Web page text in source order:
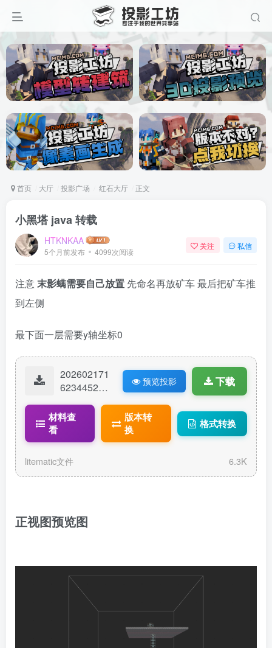
首页 大厅 投影广场 红石大厅 正文
小黑塔 java 转载
HTKNKAA
5个月前发布 4099次阅读
关注 私信
注意末影螨需要自己放置 先命名再放矿车 最后把矿车推
到左侧
最下面一层需要y轴坐标0
202602171
62344521-
塔.litematic
预览投影 下载
材料查
看
版本转
换
格式转换
litematic文件 6.3K
正视图预览图